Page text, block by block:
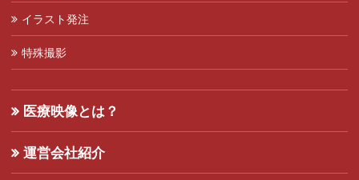
イラスト発注
特殊撮影
医療映像とは？
運営会社紹介